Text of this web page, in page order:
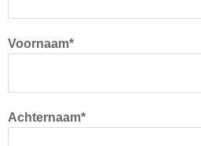
Voornaam*
Achternaam*